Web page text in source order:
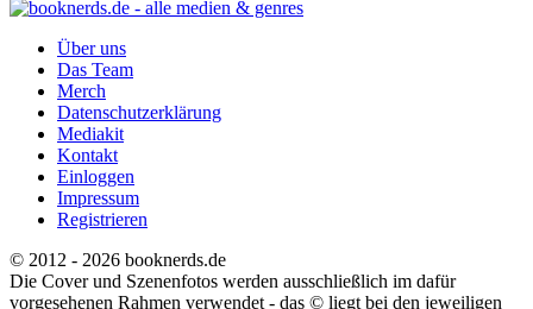
Über uns
Das Team
Merch
Datenschutzerklärung
Mediakit
Kontakt
Einloggen
Impressum
Registrieren
© 2012 - 2026 booknerds.de
Die Cover und Szenenfotos werden ausschließlich im dafür
vorgesehenen Rahmen verwendet - das © liegt bei den jeweiligen